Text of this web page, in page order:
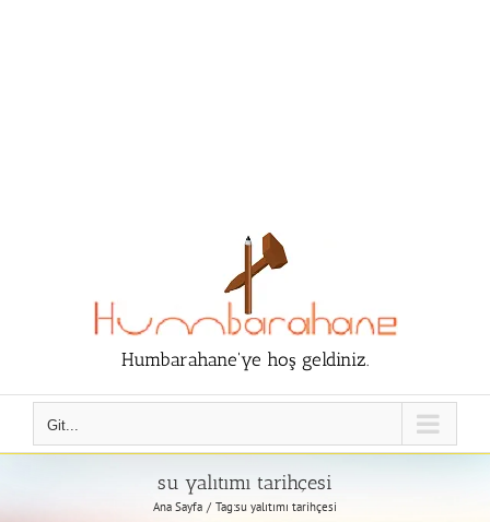
Humbarahane'ye hoş geldiniz.
Git...
su yalıtımı tarihçesi
Ana Sayfa Tag:su yalıtımı tarihçesi